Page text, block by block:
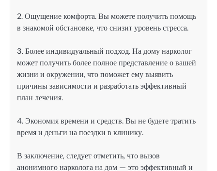
2. Ощущение комфорта. Вы можете получить помощь
в знакомой обстановке, что снизит уровень стресса.
3. Более индивидуальный подход. На дому нарколог
может получить более полное представление о вашей
жизни и окружении, что поможет ему выявить
причины зависимости и разработать эффективный
план лечения.
4. Экономия времени и средств. Вы не будете тратить
время и деньги на поездки в клинику.
В заключение, следует отметить, что вызов
анонимного нарколога на дом — это эффективный и